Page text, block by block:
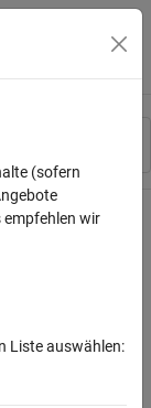
(sofern
empfehlen wir
Liste auswählen: